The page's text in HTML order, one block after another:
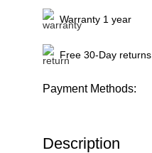
Warranty 1 year
Free 30-Day returns
Payment Methods:
Description